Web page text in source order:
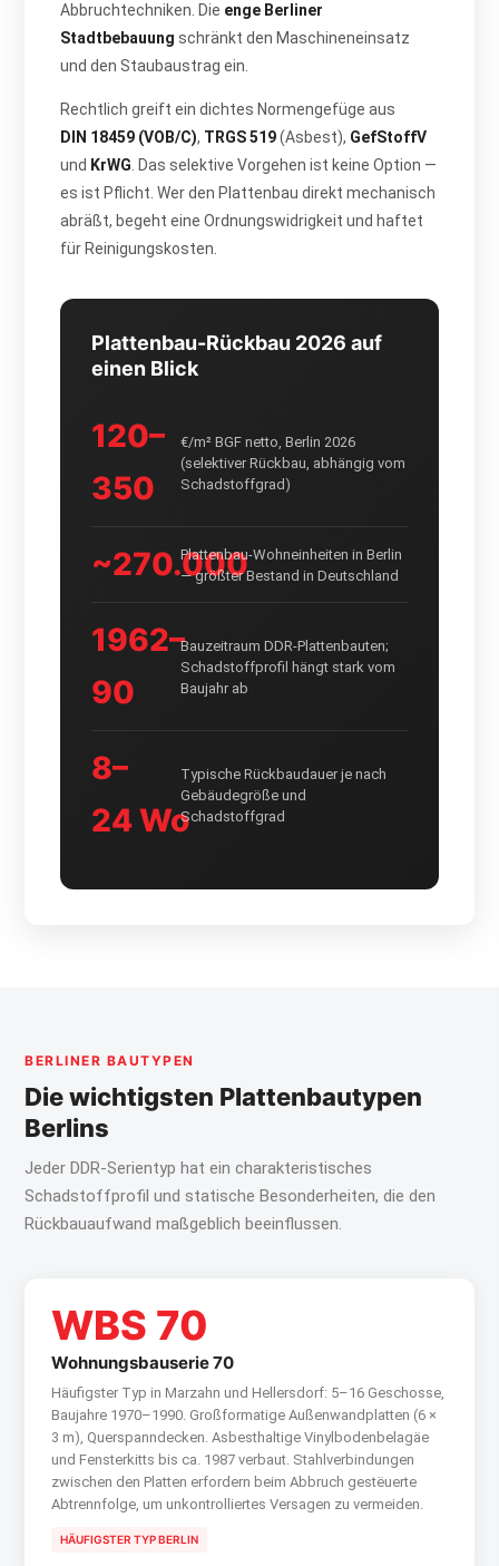
Abbruchtechniken. Die enge Berliner
Stadtbebauung schränkt den Maschineneinsatz
und den Staubaustrag ein.
Rechtlich greift ein dichtes Normengefüge aus
DIN 18459 (VOB/C), TRGS 519(Asbest), GefStoffV
und KrWG . Das selektive Vorgehen ist keine Option —
es ist Pflicht. Wer den Plattenbau direkt mechanisch
abräßt, begeht eine Ordnungswidrigkeit und haftet
für Reinigungskosten.
Plattenbau-Rückbau 2026 auf
einen Blick
120–
350
€/m² BGF netto, Berlin 2026
(selektiver Rückbau, abhängig vom
Schadstoffgrad)
~270.000Plattenbau-Wohneinheiten in Berlin
— größter Bestand in Deutschland
1962–
90
Bauzeitraum DDR-Plattenbauten;
Schadstoffprofil hängt stark vom
Baujahr ab
8–
24 Wo
Typische Rückbaudauer je nach
Gebäudegröße und
Schadstoffgrad
BERLINER BAUTYPEN
Die wichtigsten Plattenbautypen
Berlins
Jeder DDR-Serientyp hat ein charakteristisches
Schadstoffprofil und statische Besonderheiten, die den
Rückbauaufwand maßgeblich beeinflussen.
WBS 70
Wohnungsbauserie 70
Häufigster Typ in Marzahn und Hellersdorf: 5–16 Geschosse,
Baujahre 1970–1990. Großformatige Außenwandplatten (6 ×
3 m), Querspanndecken. Asbesthaltige Vinylbodenbelagäe
und Fensterkitts bis ca. 1987 verbaut. Stahlverbindungen
zwischen den Platten erfordern beim Abbruch gestëuerte
Abtrennfolge, um unkontrolliertes Versagen zu vermeiden.
HÄUFIGSTER TYP BERLIN